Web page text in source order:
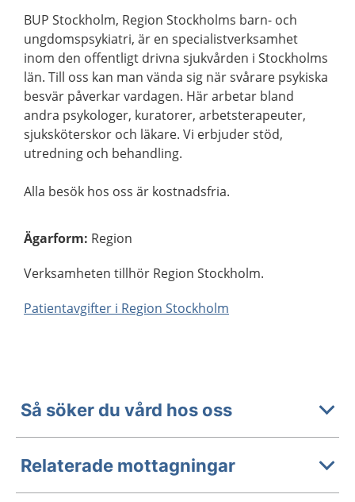
BUP Stockholm, Region Stockholms barn- och
ungdomspsykiatri, är en specialistverksamhet
inom den offentligt drivna sjukvården i Stockholms
län. Till oss kan man vända sig när svårare psykiska
besvär påverkar vardagen. Här arbetar bland
andra psykologer, kuratorer, arbetsterapeuter,
sjuksköterskor och läkare. Vi erbjuder stöd,
utredning och behandling.
Alla besök hos oss är kostnadsfria.
Ägarform: Region
Verksamheten tillhör Region Stockholm.
Patientavgifter i Region Stockholm
Så söker du vård hos oss
Relaterade mottagningar